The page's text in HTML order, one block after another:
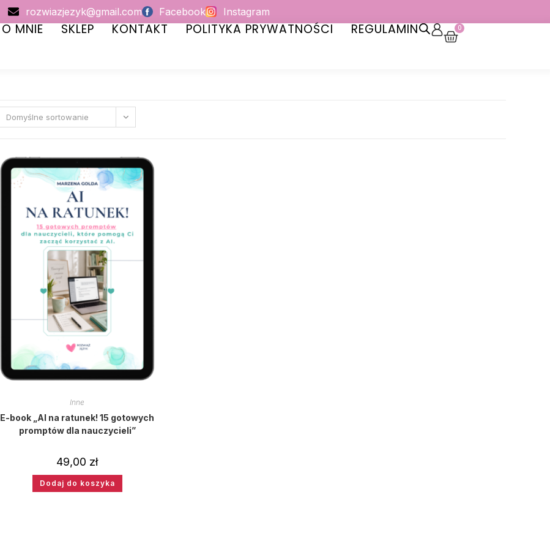
rozwiazjezyk@gmail.com Facebook Instagram
O MNIE SKLEP KONTAKT POLITYKA PRYWATNOŚCI REGULAMIN 0
Domyślne sortowanie
Inne
E-book „AI na ratunek! 15 gotowych
promptów dla nauczycieli”
49,00 zł
Dodaj do koszyka